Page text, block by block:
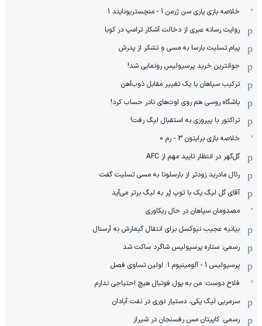
خلاصه بازی پاری سن ژرمن 1 - منچستریونایتد 1
روایت رسانه عبری از دخالت آشکار ترامپ در کوبا
پیام تسلیت بارسا به مسی و تشکر از پدرش
جوانترین خرید پرسپولیس رونمایی شد!
ترکیب سپاهان با یک تغییر مقابل ذوب‌آهن
باشگاه روسی هم روی اوت‌های نادر حساب کرد!
تراکتور با پیروزی به استقبال لیگ رفت!
خلاصه بازی برایتون 3 - رم 0
گل‌گهر در انتظار تایید مهم از ‌AFC
رئال مادرید زودتر از بارسلونا به مسی تسلیت گفت
آقای گل لیگ یک با توپ پُر به لیگ برتر می‌آید
مصدومان سپاهان در حال ریکاوری
بیانیه عجیب نیوکسل برای انتقال گیمارش به آرسنال
رسمی: ستاره پرسپولیس شاگرد ساکت شد
پرسپولیس 1 - آلومینیوم 1: اولین تساوی فصل
فلاح دوست: من به پول فوتبال هیچ احتیاجی ندارم
سرمربی لیگ یکی، دستیار نوری در نفت آبادان
رسمی: کاپیتان مس رفسنجان در شیراز